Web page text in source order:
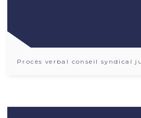
Procès verbal conseil syndical